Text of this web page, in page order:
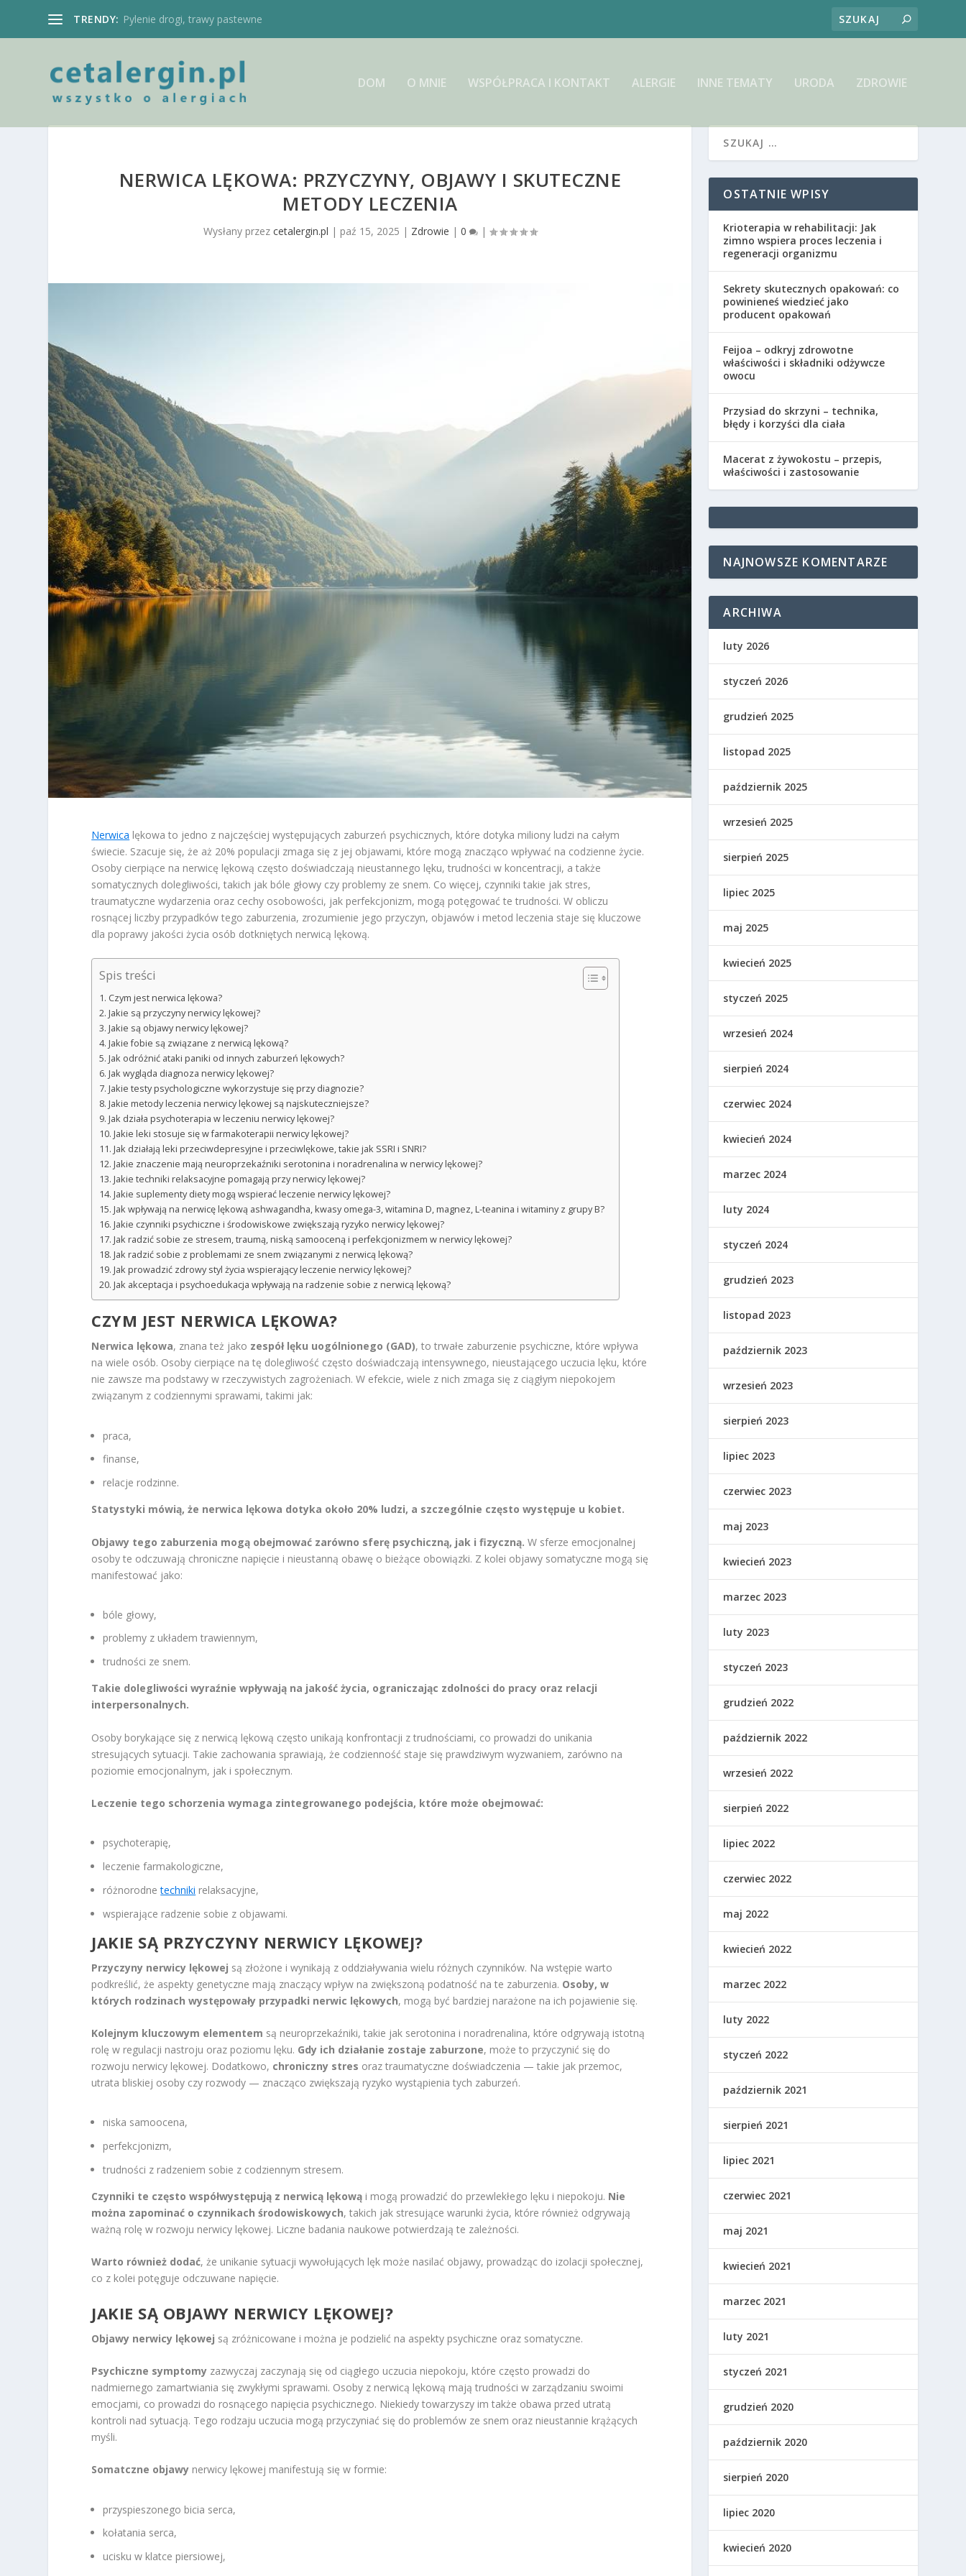
TRENDY: Pylenie drogi, trawy pastewne
DOM O MNIE WSPÓŁPRACA I KONTAKT ALERGIE INNE TEMATY URODA ZDROWIE
NERWICA LĘKOWA: PRZYCZYNY, OBJAWY I SKUTECZNE
METODY LECZENIA
Wysłany przez cetalergin.pl | paź 15, 2025 | Zdrowie | 0 |
Nerwica lękowa to jedno z najczęściej występujących zaburzeń psychicznych, które dotyka miliony ludzi na całym
świecie. Szacuje się, że aż 20% populacji zmaga się z jej objawami, które mogą znacząco wpływać na codzienne życie.
Osoby cierpiące na nerwicę lękową często doświadczają nieustannego lęku, trudności w koncentracji, a także
somatycznych dolegliwości, takich jak bóle głowy czy problemy ze snem. Co więcej, czynniki takie jak stres,
traumatyczne wydarzenia oraz cechy osobowości, jak perfekcjonizm, mogą potęgować te trudności. W obliczu
rosnącej liczby przypadków tego zaburzenia, zrozumienie jego przyczyn, objawów i metod leczenia staje się kluczowe
dla poprawy jakości życia osób dotkniętych nerwicą lękową.
Spis treści
Czym jest nerwica lękowa?
Jakie są przyczyny nerwicy lękowej?
Jakie są objawy nerwicy lękowej?
Jakie fobie są związane z nerwicą lękową?
Jak odróżnić ataki paniki od innych zaburzeń lękowych?
Jak wygląda diagnoza nerwicy lękowej?
Jakie testy psychologiczne wykorzystuje się przy diagnozie?
Jakie metody leczenia nerwicy lękowej są najskuteczniejsze?
Jak działa psychoterapia w leczeniu nerwicy lękowej?
Jakie leki stosuje się w farmakoterapii nerwicy lękowej?
Jak działają leki przeciwdepresyjne i przeciwlękowe, takie jak SSRI i SNRI?
Jakie znaczenie mają neuroprzekaźniki serotonina i noradrenalina w nerwicy lękowej?
Jakie techniki relaksacyjne pomagają przy nerwicy lękowej?
Jakie suplementy diety mogą wspierać leczenie nerwicy lękowej?
Jak wpływają na nerwicę lękową ashwagandha, kwasy omega-3, witamina D, magnez, L-teanina i witaminy z grupy B?
Jakie czynniki psychiczne i środowiskowe zwiększają ryzyko nerwicy lękowej?
Jak radzić sobie ze stresem, traumą, niską samooceną i perfekcjonizmem w nerwicy lękowej?
Jak radzić sobie z problemami ze snem związanymi z nerwicą lękową?
Jak prowadzić zdrowy styl życia wspierający leczenie nerwicy lękowej?
Jak akceptacja i psychoedukacja wpływają na radzenie sobie z nerwicą lękową?
CZYM JEST NERWICA LĘKOWA?
Nerwica lękowa, znana też jako zespół lęku uogólnionego (GAD), to trwałe zaburzenie psychiczne, które wpływa
na wiele osób. Osoby cierpiące na tę dolegliwość często doświadczają intensywnego, nieustającego uczucia lęku, które
nie zawsze ma podstawy w rzeczywistych zagrożeniach. W efekcie, wiele z nich zmaga się z ciągłym niepokojem
związanym z codziennymi sprawami, takimi jak:
praca,
finanse,
relacje rodzinne.
Statystyki mówią, że nerwica lękowa dotyka około 20% ludzi, a szczególnie często występuje u kobiet.
Objawy tego zaburzenia mogą obejmować zarówno sferę psychiczną, jak i fizyczną. W sferze emocjonalnej
osoby te odczuwają chroniczne napięcie i nieustanną obawę o bieżące obowiązki. Z kolei objawy somatyczne mogą się
manifestować jako:
bóle głowy,
problemy z układem trawiennym,
trudności ze snem.
Takie dolegliwości wyraźnie wpływają na jakość życia, ograniczając zdolności do pracy oraz relacji
interpersonalnych.
Osoby borykające się z nerwicą lękową często unikają konfrontacji z trudnościami, co prowadzi do unikania
stresujących sytuacji. Takie zachowania sprawiają, że codzienność staje się prawdziwym wyzwaniem, zarówno na
poziomie emocjonalnym, jak i społecznym.
Leczenie tego schorzenia wymaga zintegrowanego podejścia, które może obejmować:
psychoterapię,
leczenie farmakologiczne,
różnorodnetechniki relaksacyjne,
wspierające radzenie sobie z objawami.
JAKIE SĄ PRZYCZYNY NERWICY LĘKOWEJ?
Przyczyny nerwicy lękowej są złożone i wynikają z oddziaływania wielu różnych czynników. Na wstępie warto
podkreślić, że aspekty genetyczne mają znaczący wpływ na zwiększoną podatność na te zaburzenia. Osoby, w
których rodzinach występowały przypadki nerwic lękowych, mogą być bardziej narażone na ich pojawienie się.
Kolejnym kluczowym elementem są neuroprzekaźniki, takie jak serotonina i noradrenalina, które odgrywają istotną
rolę w regulacji nastroju oraz poziomu lęku. Gdy ich działanie zostaje zaburzone, może to przyczynić się do
rozwoju nerwicy lękowej. Dodatkowo, chroniczny stres oraz traumatyczne doświadczenia — takie jak przemoc,
utrata bliskiej osoby czy rozwody — znacząco zwiększają ryzyko wystąpienia tych zaburzeń.
niska samoocena,
perfekcjonizm,
trudności z radzeniem sobie z codziennym stresem.
Czynniki te często współwystępują z nerwicą lękową i mogą prowadzić do przewlekłego lęku i niepokoju. Nie
można zapominać o czynnikach środowiskowych, takich jak stresujące warunki życia, które również odgrywają
ważną rolę w rozwoju nerwicy lękowej. Liczne badania naukowe potwierdzają te zależności.
Warto również dodać, że unikanie sytuacji wywołujących lęk może nasilać objawy, prowadząc do izolacji społecznej,
co z kolei potęguje odczuwane napięcie.
JAKIE SĄ OBJAWY NERWICY LĘKOWEJ?
Objawy nerwicy lękowej są zróżnicowane i można je podzielić na aspekty psychiczne oraz somatyczne.
Psychiczne symptomy zazwyczaj zaczynają się od ciągłego uczucia niepokoju, które często prowadzi do
nadmiernego zamartwiania się zwykłymi sprawami. Osoby z nerwicą lękową mają trudności w zarządzaniu swoimi
emocjami, co prowadzi do rosnącego napięcia psychicznego. Niekiedy towarzyszy im także obawa przed utratą
kontroli nad sytuacją. Tego rodzaju uczucia mogą przyczyniać się do problemów ze snem oraz nieustannie krążących
myśli.
Somatczne objawy nerwicy lękowej manifestują się w formie:
przyspieszonego bicia serca,
kołatania serca,
ucisku w klatce piersiowej,
OSTATNIE WPISY
Krioterapia w rehabilitacji: Jak
zimno wspiera proces leczenia i
regeneracji organizmu
Sekrety skutecznych opakowań: co
powinieneś wiedzieć jako
producent opakowań
Feijoa – odkryj zdrowotne
właściwości i składniki odżywcze
owocu
Przysiad do skrzyni – technika,
błędy i korzyści dla ciała
Macerat z żywokostu – przepis,
właściwości i zastosowanie
NAJNOWSZE KOMENTARZE
ARCHIWA
luty 2026
styczeń 2026
grudzień 2025
listopad 2025
październik 2025
wrzesień 2025
sierpień 2025
lipiec 2025
maj 2025
kwiecień 2025
styczeń 2025
wrzesień 2024
sierpień 2024
czerwiec 2024
kwiecień 2024
marzec 2024
luty 2024
styczeń 2024
grudzień 2023
listopad 2023
październik 2023
wrzesień 2023
sierpień 2023
lipiec 2023
czerwiec 2023
maj 2023
kwiecień 2023
marzec 2023
luty 2023
styczeń 2023
grudzień 2022
październik 2022
wrzesień 2022
sierpień 2022
lipiec 2022
czerwiec 2022
maj 2022
kwiecień 2022
marzec 2022
luty 2022
styczeń 2022
październik 2021
sierpień 2021
lipiec 2021
czerwiec 2021
maj 2021
kwiecień 2021
marzec 2021
luty 2021
styczeń 2021
grudzień 2020
październik 2020
sierpień 2020
lipiec 2020
kwiecień 2020